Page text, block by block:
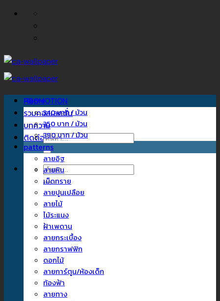
ข้าม
Home
รวมคอลเลคชั่น
บทความ
ติดต่อเรา
ค้นหา:
ค้นหา:
PROMOTION
340 บาท / ม้วน
350 บาท / ม้วน
390 บาท / ม้วน
patterns
ลายอิฐ
ลายหิน
เม็ดทราย
ลายปูนเปลือย
ลายไม้
ไม้ระแนง
ฝ้าเพดาน
ลายกระเบื้อง
ลายกราฟฟิก
ดอกไม้
ลายการ์ตูน/ห้องเด็ก
ท้องฟ้า
ลายทาง